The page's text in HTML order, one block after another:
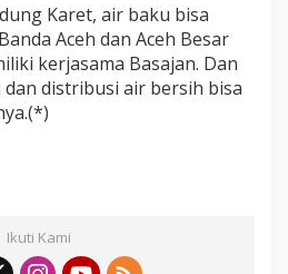
Karet, air baku bisa
Aceh dan Aceh Besar
kerjasama Basajan. Dan
distribusi air bersih bisa
Ikuti Kami